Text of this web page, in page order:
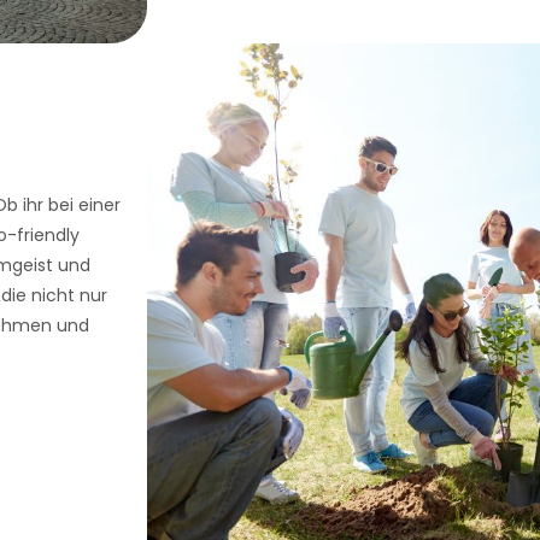
ihr bei einer
friendly
und
nicht nur
und